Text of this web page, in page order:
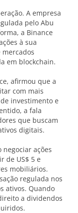
A empresa
pelo Abu
a Binance
à sua
em blockchain.
afirmou que a
com mais
investimento e
a fala
que buscam
digitais.
ações
de US$ 5 e
mobiliários.
regulada nos
ativos. Quando
a dividendos